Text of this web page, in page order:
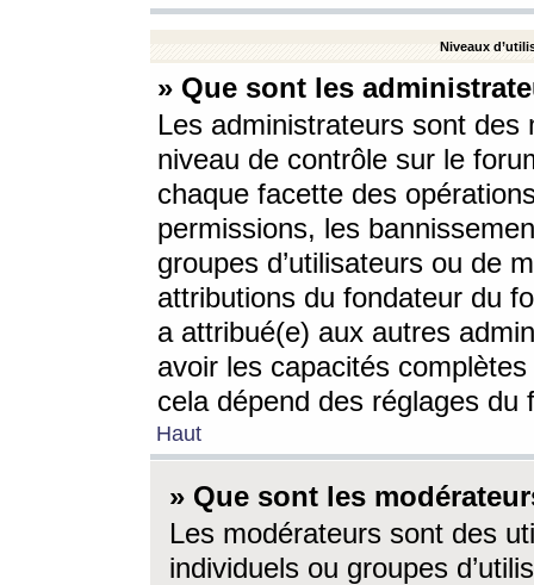
Niveaux
» Que sont les
Les administrateurs sont
niveau de contrôle sur le
chaque facette des
permissions, les
groupes d’utilisateurs ou de
attributions du fondateur du
a attribué(e) aux autres
avoir les capacités
cela dépend des réglages du
Haut
» Que sont les
Les modérateurs sont des
individuels ou groupes